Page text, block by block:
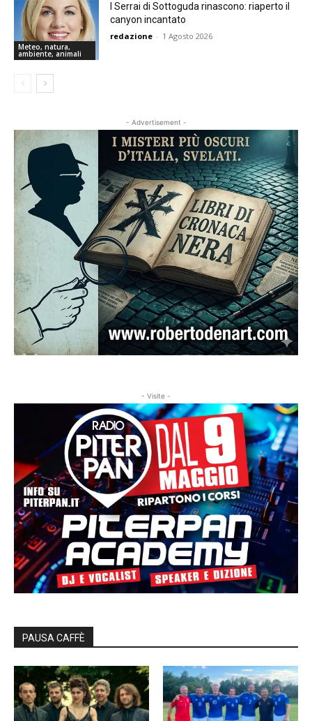
Meteo, natura,
ambiente, animali
I Serrai di Sottoguda rinascono: riaperto il
canyon incantato
redazione - 1 Agosto 2026
- Advertisement -
- Visite -
PAUSA CAFFÈ